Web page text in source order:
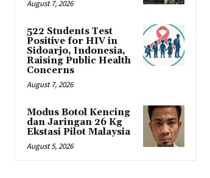
August 7, 2026
522 Students Test
Positive for HIV in
Sidoarjo, Indonesia,
Raising Public Health
Concerns
August 7, 2026
Modus Botol Kencing
dan Jaringan 26 Kg
Ekstasi Pilot Malaysia
August 5, 2026